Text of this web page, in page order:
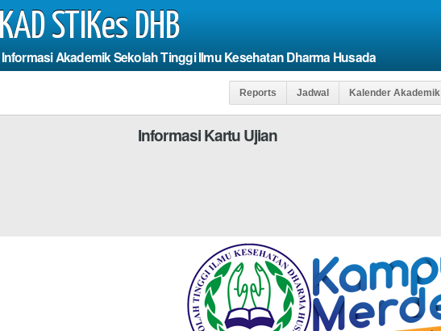
STIKes DHB
Akademik Sekolah Tinggi Ilmu Kesehatan Dharma Husada
Reports Jadwal Kalender Akademik
Informasi Kartu Ujian